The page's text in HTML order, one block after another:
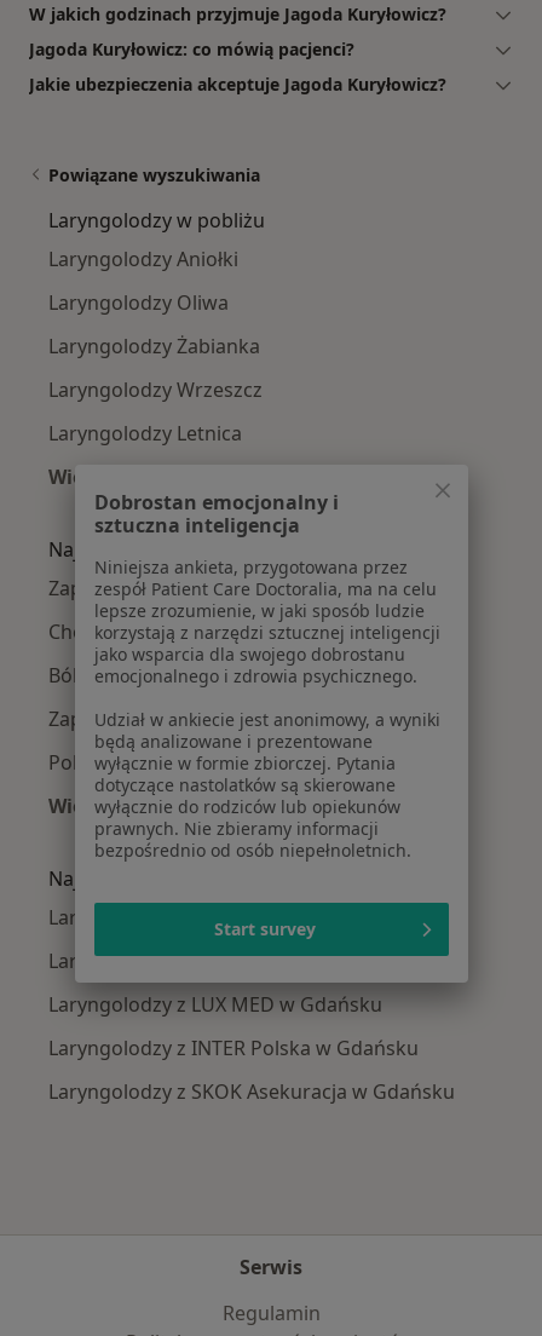
W jakich godzinach przyjmuje Jagoda Kuryłowicz?
Jagoda Kuryłowicz: co mówią pacjenci?
Jakie ubezpieczenia akceptuje Jagoda Kuryłowicz?
Powiązane wyszukiwania
Laryngolodzy w pobliżu
Laryngolodzy Aniołki
Laryngolodzy Oliwa
Laryngolodzy Żabianka
Laryngolodzy Wrzeszcz
Laryngolodzy Letnica
Więcej (8)
Więcej w kategorii: Laryngolodzy w pobliżu
Najczęście leczone choroby
Zapalenie ucha w Gdańsku
Choroby laryngologiczne w Gdańsku
Ból zatok w Gdańsku
Zapalenie zatok w Gdańsku
Polipy nosa w Gdańsku
Więcej (15)
Więcej w kategorii: Najczęście leczone
Najpopularniejsze ubezpieczenia
Laryngolodzy z Medicover w Gdańsku
Laryngolodzy z Allianz w Gdańsku
Laryngolodzy z LUX MED w Gdańsku
Laryngolodzy z INTER Polska w Gdańsku
Laryngolodzy z SKOK Asekuracja w Gdańsku
Serwis
Regulamin
Dobrostan emocjonalny i
sztuczna inteligencja
Niniejsza ankieta, przygotowana przez
zespół Patient Care Doctoralia, ma na celu
lepsze zrozumienie, w jaki sposób ludzie
korzystają z narzędzi sztucznej inteligencji
jako wsparcia dla swojego dobrostanu
emocjonalnego i zdrowia psychicznego.
Udział w ankiecie jest anonimowy, a wyniki
będą analizowane i prezentowane
wyłącznie w formie zbiorczej. Pytania
dotyczące nastolatków są skierowane
wyłącznie do rodziców lub opiekunów
prawnych. Nie zbieramy informacji
bezpośrednio od osób niepełnoletnich.
Start survey